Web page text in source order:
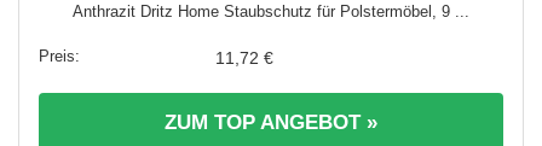
Anthrazit Dritz Home Staubschutz für Polstermöbel, 9 ...
11,72 €
ZUM TOP ANGEBOT »